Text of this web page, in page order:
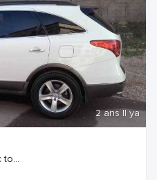
2 ans Il ya
to...